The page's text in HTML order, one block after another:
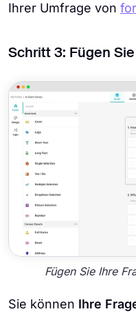
Ihrer Umfrage von
Schritt 3: Fügen
Fügen Sie Ihre
Sie können Ihre